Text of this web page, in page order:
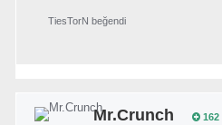
TiesTorN beğendi
Mr.Crunch 162